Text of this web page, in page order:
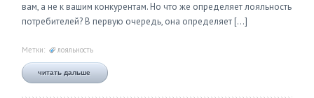
вам, а не к вашим конкурентам. Но что же определяет лояльность
потребителей? В первую очередь, она определяет […]
Метки: лояльность
читать дальше